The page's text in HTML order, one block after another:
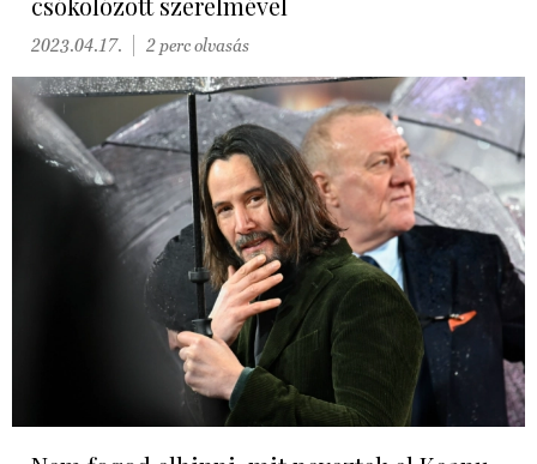
2023.04.17. 2 perc olvasás